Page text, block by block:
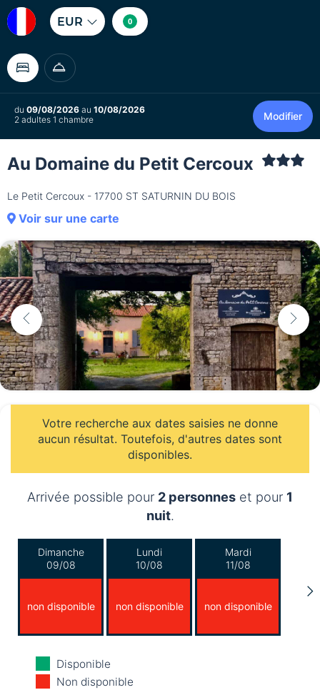
EUR 0
du 09/08/2026 au 10/08/2026
2 adultes 1 chambre
Modifier
Au Domaine du Petit Cercoux
Le Petit Cercoux - 17700 ST SATURNIN DU BOIS
Voir sur une carte
Votre recherche aux dates saisies ne donne
aucun résultat. Toutefois, d'autres dates sont
disponibles.
Arrivée possible pour 2 personnes et pour 1
nuit.
Dimanche
09/08
non disponible
Lundi
10/08
non disponible
Mardi
11/08
non disponible
Mercredi
12/08
Disponible
Non disponible